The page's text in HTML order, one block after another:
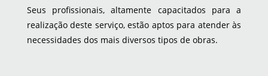
Seus profissionais, altamente capacitados para a
realização deste serviço, estão aptos para atender às
necessidades dos mais diversos tipos de obras.